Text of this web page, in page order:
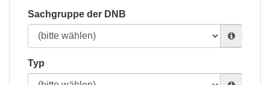
Sachgruppe der DNB
Typ